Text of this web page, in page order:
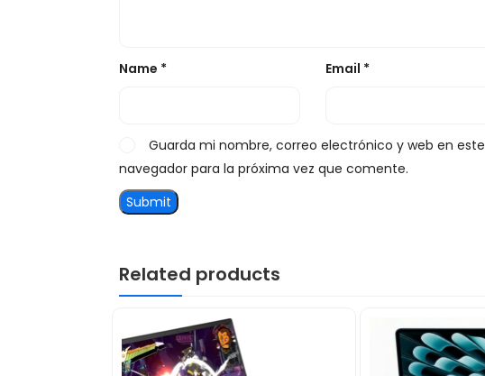
Name * Email *
Guarda mi nombre, correo electrónico y web en este
navegador para la próxima vez que comente.
Related products